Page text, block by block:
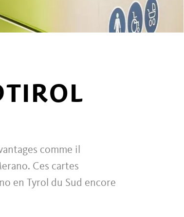
comme il
Ces cartes
en Tyrol du Sud encore